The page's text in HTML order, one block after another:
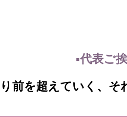
代表ご
前を超えていく、そ